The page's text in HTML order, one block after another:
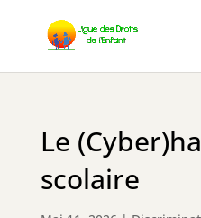
Le
scolaire